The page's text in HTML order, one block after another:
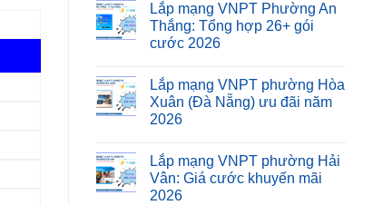
Lắp mạng VNPT Phường An
Thắng: Tổng hợp 26+ gói
cước 2026
Lắp mạng VNPT phường Hòa
Xuân (Đà Nẵng) ưu đãi năm
2026
Lắp mạng VNPT phường Hải
Vân: Giá cước khuyến mãi
2026